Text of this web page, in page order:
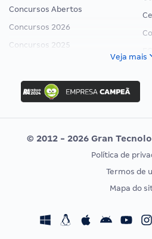
Concursos Abertos
Concursos 2026
Concursos 2025
Concurso Nacional Unificado
Concurso Ibama
Concurso MPU
Editais publicados
CONCURSOS POR PROFISSÃO
Concursos Fiscais
Veja mais
© 2012 - 2026 Gran
Política de
Termos de
Mapa do